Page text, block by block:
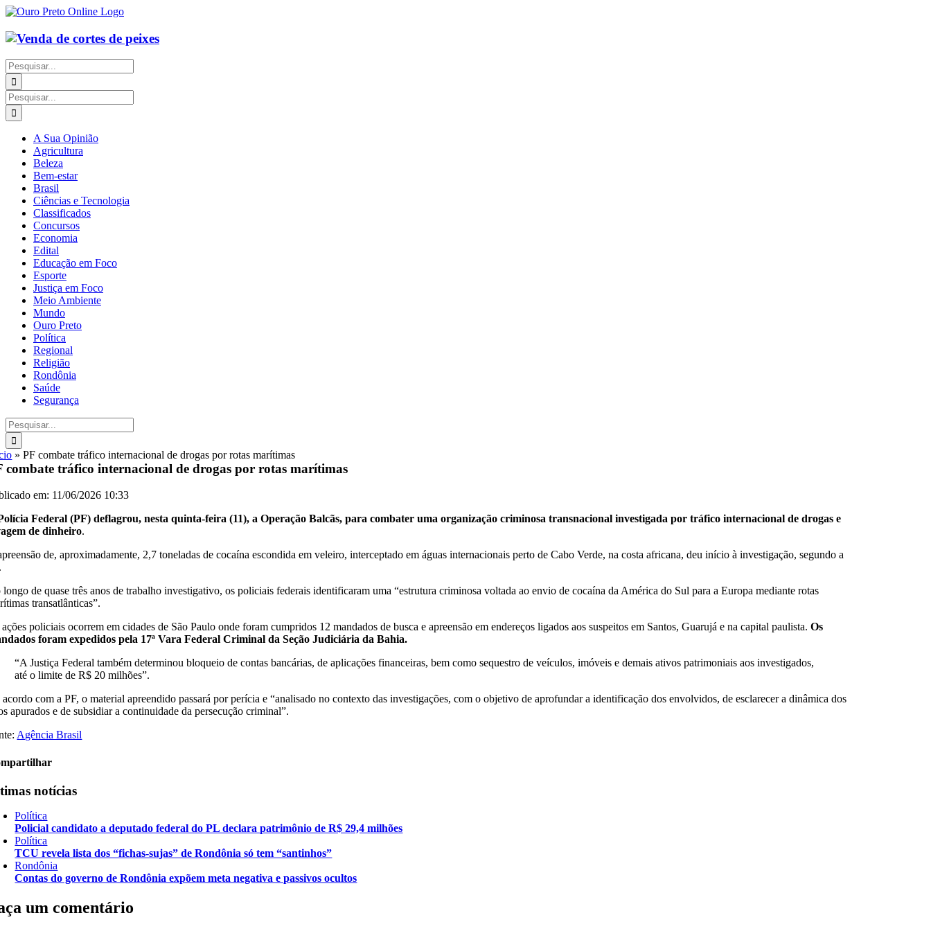
Ir
o
conteúdo
Buscar
resultados
para:
Buscar
resultados
para:
A Sua Opinião
Agricultura
Beleza
Bem-estar
Brasil
Ciências e Tecnologia
Classificados
Concursos
Economia
Edital
Educação em Foco
Esporte
Justiça em Foco
Meio Ambiente
Mundo
Ouro Preto
Política
Regional
Religião
Rondônia
Saúde
Segurança
Buscar
resultados
para:
»PF combate tráfico internacional de drogas por rotas marítimas
combate tráfico internacional de drogas por rotas marítimas
em: 11/06/2026 10:33
Federal (PF) deflagrou, nesta quinta-feira (11), a Operação Balcãs, para combater uma organização criminosa transnacional investigada por tráfico internacional de drogas e
de dinheiro.
de, aproximadamente, 2,7 toneladas de cocaína escondida em veleiro, interceptado em águas internacionais perto de Cabo Verde, na costa africana, deu início à investigação, segundo a
de quase três anos de trabalho investigativo, os policiais federais identificaram uma “estrutura criminosa voltada ao envio de cocaína da América do Sul para a Europa mediante rotas
transatlânticas”.
policiais ocorrem em cidades de São Paulo onde foram cumpridos 12 mandados de busca e apreensão em endereços ligados aos suspeitos em Santos, Guarujá e na capital paulista.Os
foram expedidos pela 17ª Vara Federal Criminal da Seção Judiciária da Bahia.
“A Justiça Federal também determinou bloqueio de contas bancárias, de aplicações financeiras, bem como sequestro de veículos, imóveis e demais ativos patrimoniais aos investigados,
até o limite de R$ 20 milhões”.
acordo com a PF, o material apreendido passará por perícia e “analisado no contexto das investigações, com o objetivo de aprofundar a identificação dos envolvidos, de esclarecer a dinâmica dos
apurados e de subsidiar a continuidade da persecução criminal”.
Agência Brasil
notícias
Política
Policial candidato a deputado federal do PL declara patrimônio de R$ 29,4 milhões
Política
TCU revela lista dos “fichas-sujas” de Rondônia só tem “santinhos”
Rondônia
Contas do governo de Rondônia expõem meta negativa e passivos ocultos
um comentário